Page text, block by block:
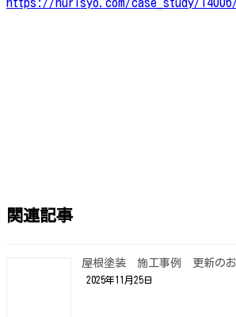
関連記事
屋根塗装 施工事例 更新のお
2025年11月25日